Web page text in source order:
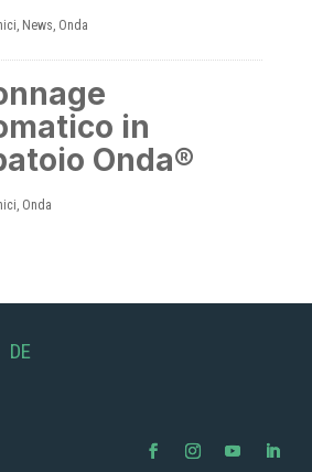
News Onda
in
Onda®
Onda
DE